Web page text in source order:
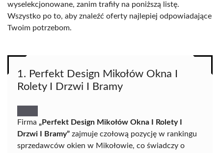
wyselekcjonowane, zanim trafiły na poniższą listę.
Wszystko po to, aby znaleźć oferty najlepiej odpowiadające
Twoim potrzebom.
1. Perfekt Design Mikołów Okna I
Rolety I Drzwi I Bramy
Firma „Perfekt Design Mikołów Okna I Rolety I
Drzwi I Bramy” zajmuje czołową pozycję w rankingu
sprzedawców okien w Mikołowie, co świadczy o